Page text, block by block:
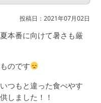
投稿日：2021年07月02日
本番に向けて暑さも厳
のです
つもと違った食べやす
しました！！